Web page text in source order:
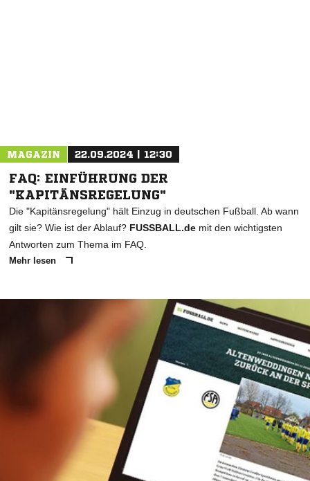
MAGAZIN 22.09.2024 | 12:30
FAQ: EINFÜHRUNG DER
"KAPITÄNSREGELUNG"
Die "Kapitänsregelung" hält Einzug in deutschen Fußball. Ab wann
gilt sie? Wie ist der Ablauf? FUSSBALL.de mit den wichtigsten
Antworten zum Thema im FAQ.
Mehr lesen